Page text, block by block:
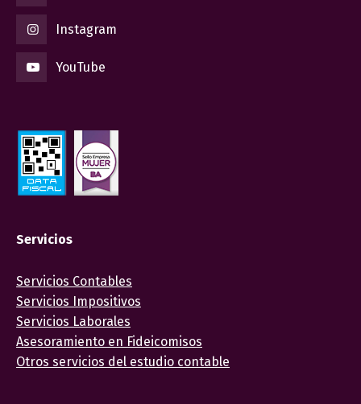
Instagram
YouTube
Servicios
Servicios Contables
Servicios Impositivos
Servicios Laborales
Asesoramiento en Fideicomisos
Otros servicios del estudio contable